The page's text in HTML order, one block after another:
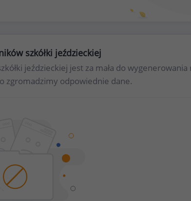
szkółki jeździeckiej
jeździeckiej jest za mała do
zgromadzimy odpowiednie dane.